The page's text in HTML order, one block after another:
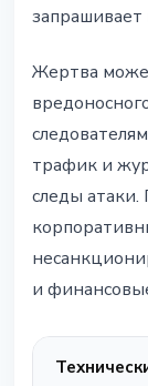
запрашивает
Жертва
трафик и
следы атаки.
и